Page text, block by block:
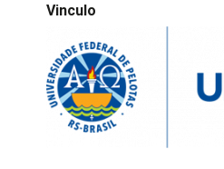
Vinculo